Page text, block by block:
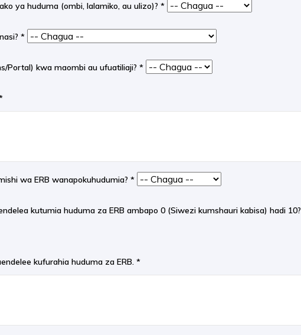
ya huduma (ombi, lalamiko, au ulizo)? *
*
Portal) kwa maombi au ufuatiliaji? *
wa ERB wanapokuhudumia? *
kutumia huduma za ERB ambapo 0 (Siwezi kumshauri kabisa) hadi 10?
kufurahia huduma za ERB. *